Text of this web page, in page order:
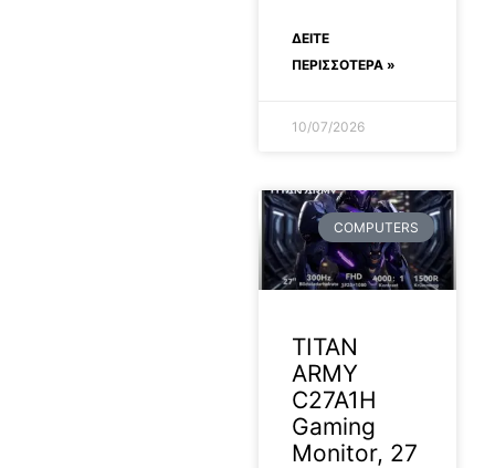
ΔΕΊΤΕ
ΠΕΡΙΣΣΟΤΕΡΑ »
10/07/2026
COMPUTERS
TITAN
ARMY
C27A1H
Gaming
Monitor, 27